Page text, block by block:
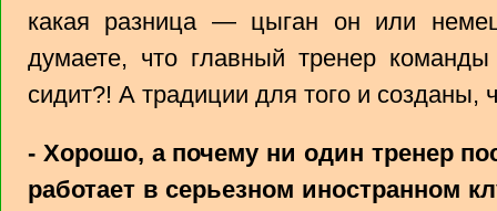
какая разница — цыган он или
думаете, что главный тренер
сидит?! А традиции для того и созданы,
- Хорошо, а почему ни один тренер
работает в серьезном иностранном